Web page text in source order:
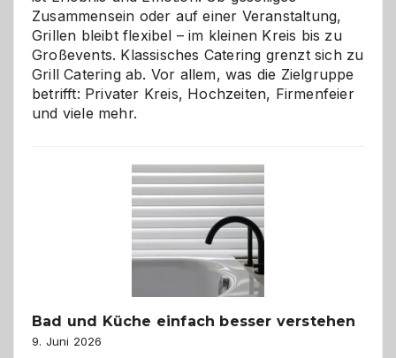
Zusammensein oder auf einer Veranstaltung,
Grillen bleibt flexibel – im kleinen Kreis bis zu
Großevents. Klassisches Catering grenzt sich zu
Grill Catering ab. Vor allem, was die Zielgruppe
betrifft: Privater Kreis, Hochzeiten, Firmenfeier
und viele mehr.
Bad und Küche einfach besser verstehen
9. Juni 2026